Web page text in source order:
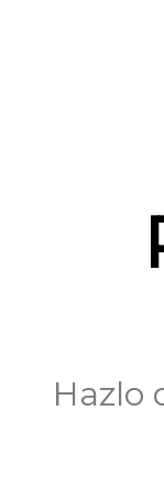
Hazlo